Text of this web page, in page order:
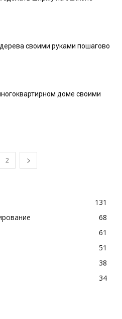
своими руками пошагово
доме своими
2
131
68
61
51
38
34